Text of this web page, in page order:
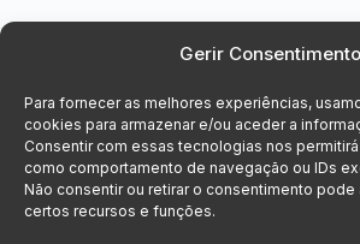
Gerir Consentimento
Para fornecer as melhores experiências,
cookies para armazenar e/ou aceder a
Consentir com essas tecnologias nos
como comportamento de navegação ou IDs
Não consentir ou retirar o consentimento
certos recursos e funções.